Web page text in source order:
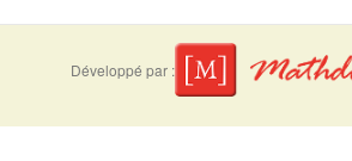
Développé par :